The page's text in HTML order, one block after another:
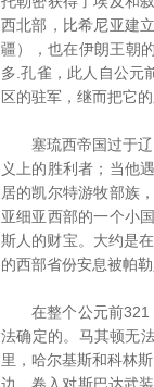
西北部，比希尼亚建
疆），也在伊朗王朝
多.孔雀，此人自公元
区的驻军，继而把它
塞琉西帝国过于辽
义上的胜利者；当他
居的凯尔特游牧部族
亚细亚西部的一个小
斯人的财宝。大约是
的西部省份安息被帕
在整个公元前321－
法确定的。马其顿无
里，哈尔基斯和科林